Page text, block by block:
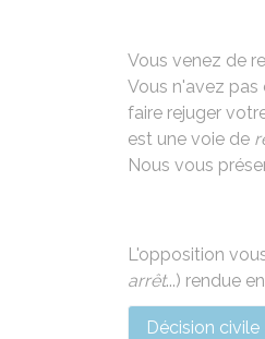
Vous venez de
Vous n'avez
faire rejuger
est une voie de
Nous vous
L'opposition
arrêt...) rendue
Décision civile